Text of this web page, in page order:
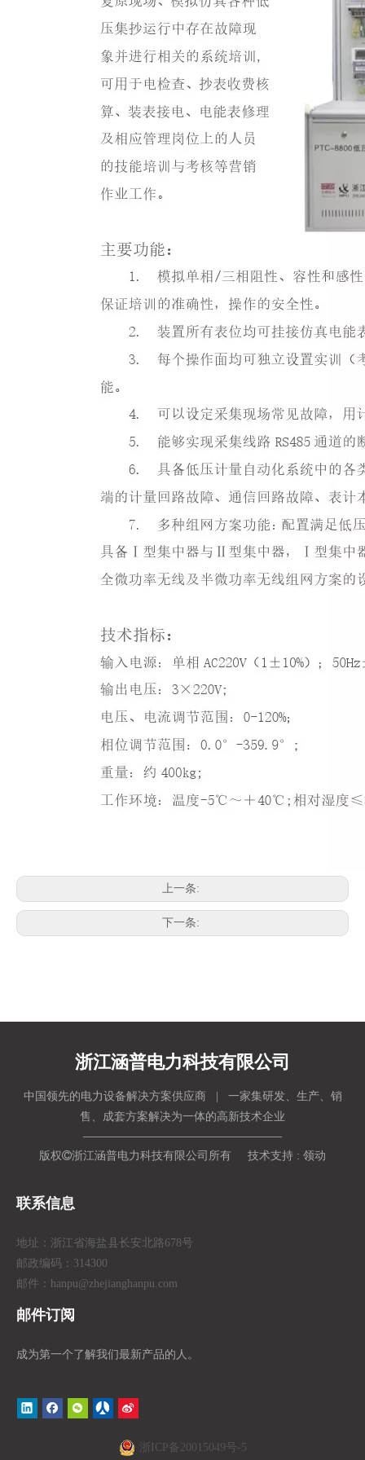
上一条:
下一条:
浙江涵普电力科技有限公司
中国领先的电力设备解决方案供应商 | 一家集研发、生产、销
售、成套方案解决为一体的高新技术企业
版权浙江涵普电力科技有限公司所有 技术支持 : 领动
联系信息
地址：浙江省海盐县长安北路678号
邮政编码：314300
邮件：hanpu@zhejianghanpu.com
邮件订阅
成为第一个了解我们最新产品的人。
浙ICP备20015049号-5